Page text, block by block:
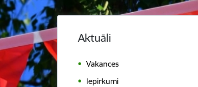
Aktuāli
Vakances
Iepirkumi